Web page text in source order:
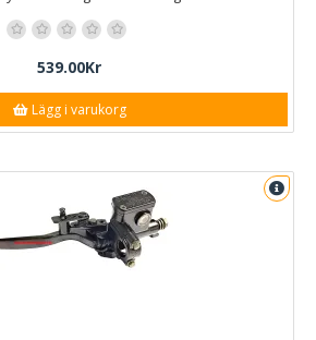
539.00Kr
Lägg i varukorg